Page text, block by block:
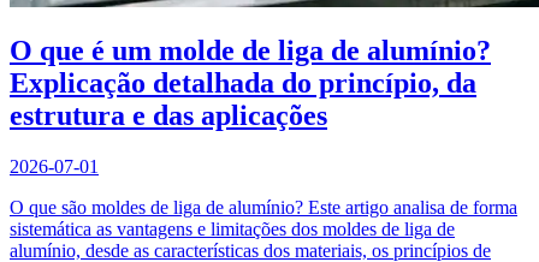
O que é um molde de liga de alumínio?
Explicação detalhada do princípio, da
estrutura e das aplicações
2026-07-01
O que são moldes de liga de alumínio? Este artigo analisa de forma
sistemática as vantagens e limitações dos moldes de liga de
alumínio, desde as características dos materiais, os princípios de